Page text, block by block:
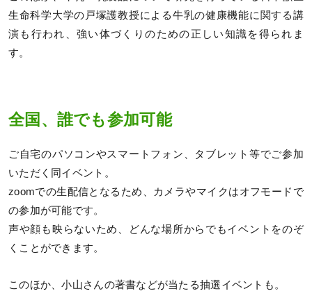
生命科学大学の戸塚護教授による牛乳の健康機能に関する講
演も行われ、強い体づくりのための正しい知識を得られま
す。
全国、誰でも参加可能
ご自宅のパソコンやスマートフォン、タブレット等でご参加
いただく同イベント。
zoomでの生配信となるため、カメラやマイクはオフモードで
の参加が可能です。
声や顔も映らないため、どんな場所からでもイベントをのぞ
くことができます。
このほか、小山さんの著書などが当たる抽選イベントも。